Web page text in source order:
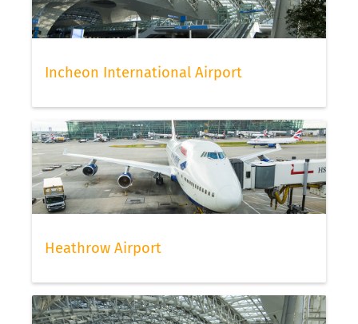
Incheon International Airport
Heathrow Airport